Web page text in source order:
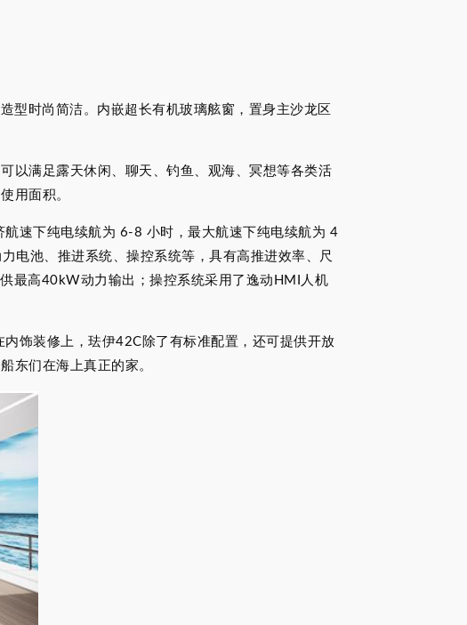
型时尚简洁。内嵌超长有机玻璃舷窗，置身主沙龙区
以满足露天休闲、聊天、钓鱼、观海、冥想等各类活
用面积。
速下纯电续航为 6-8 小时，最大航速下纯电续航为 4
电池、推进系统、操控系统等，具有高推进效率、尺
最高40kW动力输出；操控系统采用了逸动HMI人机
饰装修上，珐伊42C除了有标准配置，还可提供开放
东们在海上真正的家。